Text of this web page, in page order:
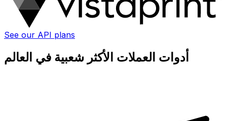
See our API plans
أدوات العملات الأكثر شعبية في العالم